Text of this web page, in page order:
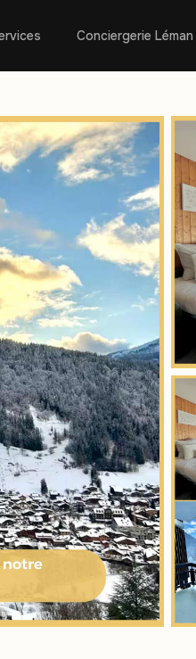
Conciergerie Léman